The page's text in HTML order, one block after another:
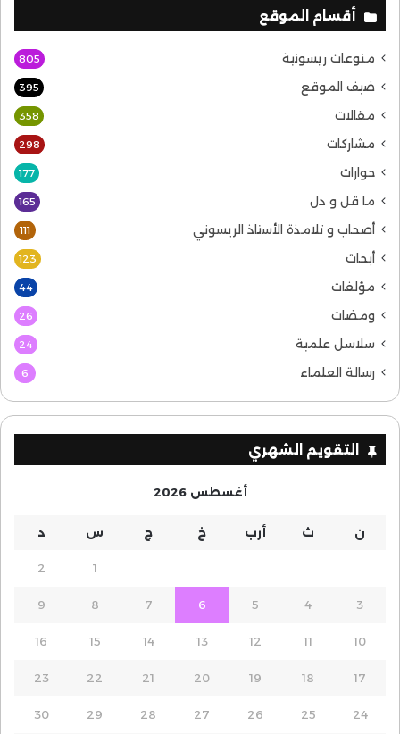
لأبي الربيع سليمان بن موسى الكلاعي الأندلسي (3/ 117)
أحمد الريسوني 30/5/2020
حكيم
أقسام الموقع
منوعات ريسونية 805
ضيف الموقع 395
مقالات 358
مشاركات 298
حوارات 177
ما قل و دل 165
أصحاب و تلامذة الأستاذ الريسوني 111
أبحاث 123
مؤلفات 44
ومضات 26
سلاسل علمية 24
رسالة العلماء 6
التقويم الشهري
أغسطس 2026
ن ث أرب خ ج س د
1
2
3
4
5
6
7
8
9
10
11
12
13
14
15
16
17
18
19
20
21
22
23
24
25
26
27
28
29
30